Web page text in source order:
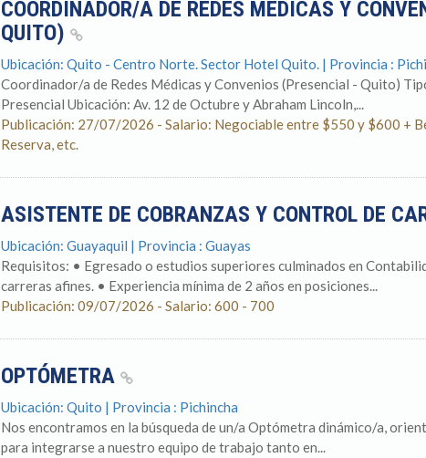
COORDINADOR/A DE REDES MÉDICAS Y
QUITO)
Ubicación: Quito - Centro Norte. Sector Hotel Quito. | Provincia :
Coordinador/a de Redes Médicas y Convenios (Presencial - Quito)
Presencial Ubicación: Av. 12 de Octubre y Abraham Lincoln,...
Publicación: 27/07/2026 - Salario: Negociable entre $550 y $600 +
Reserva, etc.
ASISTENTE DE COBRANZAS Y CONTROL DE
Ubicación: Guayaquil | Provincia : Guayas
Requisitos: • Egresado o estudios superiores culminados en
carreras afines. • Experiencia mínima de 2 años en posiciones...
Publicación: 09/07/2026 - Salario: 600 - 700
OPTÓMETRA
Ubicación: Quito | Provincia : Pichincha
Nos encontramos en la búsqueda de un/a Optómetra dinámico/a,
para integrarse a nuestro equipo de trabajo tanto en...